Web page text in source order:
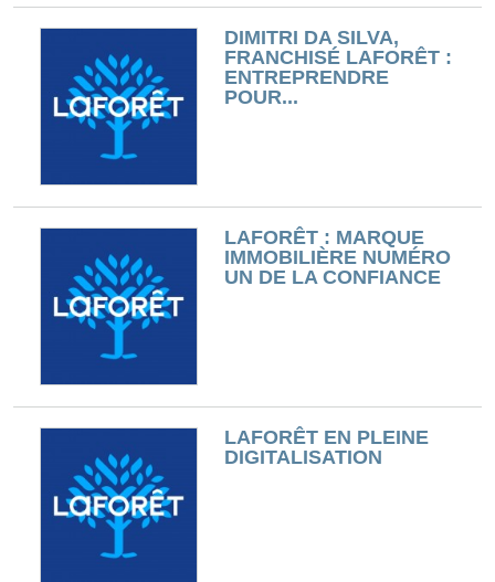
DIMITRI DA SILVA,
FRANCHISÉ LAFORÊT :
ENTREPRENDRE
POUR...
LAFORÊT : MARQUE
IMMOBILIÈRE NUMÉRO
UN DE LA CONFIANCE
LAFORÊT EN PLEINE
DIGITALISATION